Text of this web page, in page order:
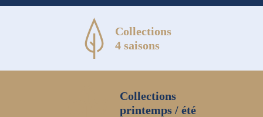
Collections
4 saisons
Collections
printemps / été